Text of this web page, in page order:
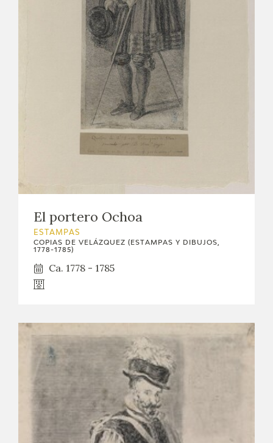
El portero Ochoa
ESTAMPAS
COPIAS DE VELÁZQUEZ (ESTAMPAS Y DIBUJOS,
1778-1785)
Ca. 1778 - 1785